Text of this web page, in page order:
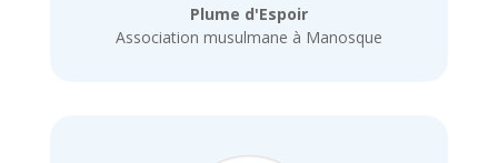
Plume d'Espoir
Association musulmane à Manosque